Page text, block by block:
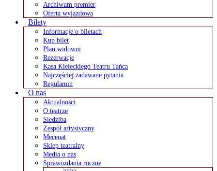
Archiwum premier
Oferta wyjazdowa
Bilety
Informacje o biletach
Kup bilet
Plan widowni
Rezerwacje
Kasa Kieleckiego Teatru Tańca
Najczęściej zadawane pytania
Regulamin
O nas
Aktualności
O teatrze
Siedziba
Zespół artystyczny
Mecenat
Sklep teatralny
Media o nas
Sprawozdania roczne